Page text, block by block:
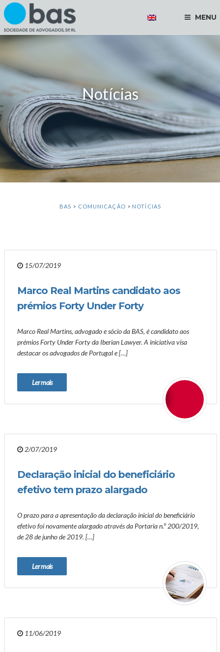
MENU
Notícias
BAS > COMUNICAÇÃO > NOTÍCIAS
15/07/2019
Marco Real Martins candidato aos
prémios Forty Under Forty
Marco Real Martins, advogado e sócio da BAS, é candidato aos
prémios Forty Under Forty da Iberian Lawyer. A iniciativa visa
destacar os advogados de Portugal e […]
Ler mais
2/07/2019
Declaração inicial do beneficiário
efetivo tem prazo alargado
O prazo para a apresentação da declaração inicial do beneficiário
efetivo foi novamente alargado através da Portaria n.º 200/2019,
de 28 de junho de 2019. […]
Ler mais
11/06/2019